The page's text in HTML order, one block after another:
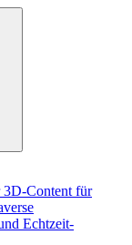
Content für
Echtzeit-